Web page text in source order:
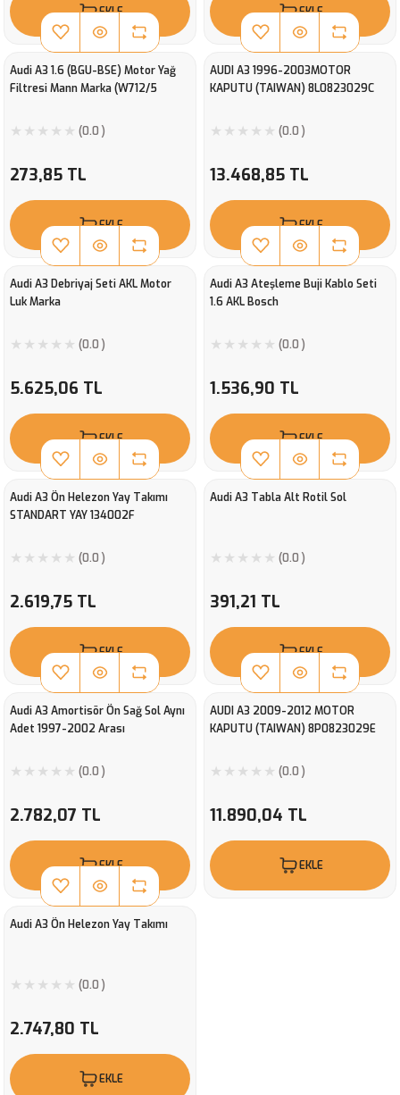
EKLE EKLE
Audi A3 1.6 (BGU-BSE) Motor Yağ
Filtresi Mann Marka (W712/5
(0.0 )
273,85 TL
EKLE
AUDI A3 1996-2003MOTOR
KAPUTU (TAIWAN) 8L0823029C
(0.0 )
13.468,85 TL
EKLE
Audi A3 Debriyaj Seti AKL Motor
Luk Marka
(0.0 )
5.625,06 TL
EKLE
Audi A3 Ateşleme Buji Kablo Seti
1.6 AKL Bosch
(0.0 )
1.536,90 TL
EKLE
Audi A3 Ön Helezon Yay Takımı
STANDART YAY 134002F
(0.0 )
2.619,75 TL
EKLE
Audi A3 Tabla Alt Rotil Sol
(0.0 )
391,21 TL
EKLE
Audi A3 Amortisör Ön Sağ Sol Aynı
Adet 1997-2002 Arası
(0.0 )
2.782,07 TL
EKLE
AUDI A3 2009-2012 MOTOR
KAPUTU (TAIWAN) 8P0823029E
(0.0 )
11.890,04 TL
EKLE
Audi A3 Ön Helezon Yay Takımı
(0.0 )
2.747,80 TL
EKLE